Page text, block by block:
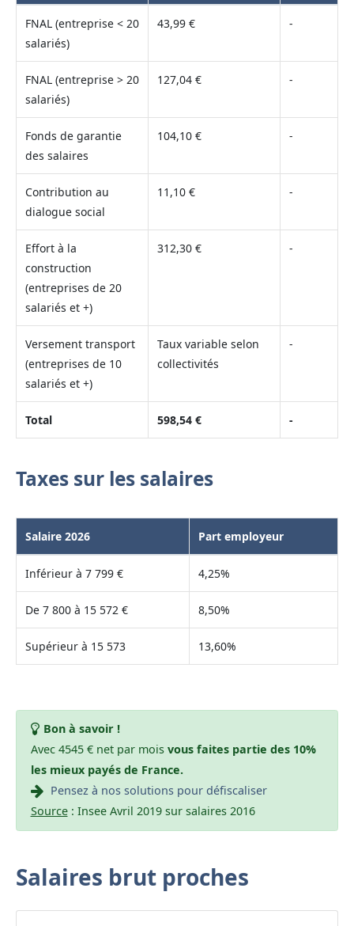
FNAL (entreprise < 20
salariés)
43,99 € -
FNAL (entreprise > 20
salariés)
127,04 € -
Fonds de garantie
des salaires
104,10 € -
Contribution au
dialogue social
11,10 € -
Effort à la
construction
(entreprises de 20
salariés et +)
312,30 € -
Versement transport
(entreprises de 10
salariés et +)
Taux variable selon
collectivités
-
Total 598,54 € -
Taxes sur les salaires
Salaire 2026 Part employeur
Inférieur à 7 799 € 4,25%
De 7 800 à 15 572 € 8,50%
Supérieur à 15 573 13,60%
Bon à savoir !
Avec 4545 € net par mois vous faites partie des 10%
les mieux payés de France.
Pensez à nos solutions pour défiscaliser
Source: Insee Avril 2019 sur salaires 2016
Salaires brut proches